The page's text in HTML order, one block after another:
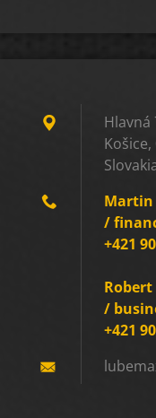
Hlavná
Košice,
Martin
/
+421
/
+421